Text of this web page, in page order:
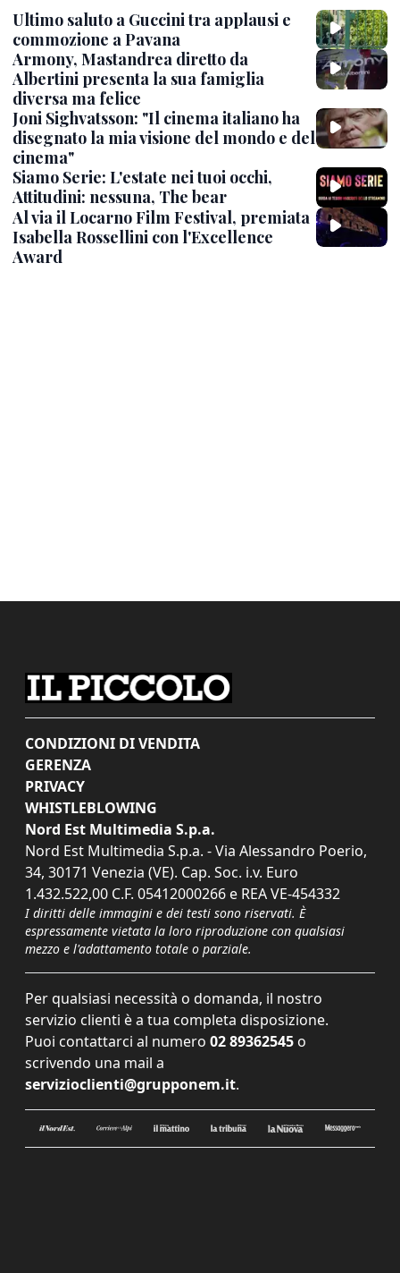
Ultimo saluto a Guccini tra applausi e
commozione a Pavana
Armony, Mastandrea diretto da
Albertini presenta la sua famiglia
diversa ma felice
Joni Sighvatsson: "Il cinema italiano ha
disegnato la mia visione del mondo e del
cinema"
Siamo Serie: L'estate nei tuoi occhi,
Attitudini: nessuna, The bear
Al via il Locarno Film Festival, premiata
Isabella Rossellini con l'Excellence
Award
CONDIZIONI DI VENDITA
GERENZA
PRIVACY
WHISTLEBLOWING
Nord Est Multimedia S.p.a.
Nord Est Multimedia S.p.a. - Via Alessandro Poerio,
34, 30171 Venezia (VE). Cap. Soc. i.v. Euro
1.432.522,00 C.F. 05412000266 e REA VE-454332
I diritti delle immagini e dei testi sono riservati. È
espressamente vietata la loro riproduzione con qualsiasi
mezzo e l'adattamento totale o parziale.
Per qualsiasi necessità o domanda, il nostro
servizio clienti è a tua completa disposizione.
Puoi contattarci al numero 02 89362545 o
scrivendo una mail a
servizioclienti@grupponem.it.